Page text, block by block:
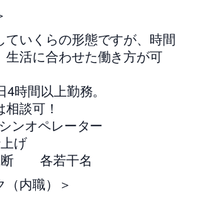
ていくらの形態ですが、時間
生活に合わせた働き方が可
時間以上勤務。
可！
オペレーター
若干名
（内職）＞